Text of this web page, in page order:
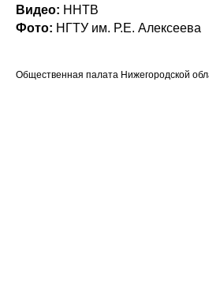
Видео: ННТВ
Фото: НГТУ им. Р.Е. Алексеева
Общественная палата Нижегородской